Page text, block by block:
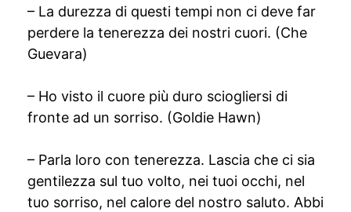
– La durezza di questi tempi non ci deve far
perdere la tenerezza dei nostri cuori. (Che
Guevara)
– Ho visto il cuore più duro sciogliersi di
fronte ad un sorriso. (Goldie Hawn)
– Parla loro con tenerezza. Lascia che ci sia
gentilezza sul tuo volto, nei tuoi occhi, nel
tuo sorriso, nel calore del nostro saluto. Abbi